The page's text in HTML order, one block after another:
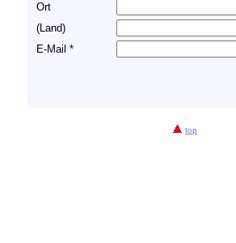
Ort
(Land)
E-Mail *
top